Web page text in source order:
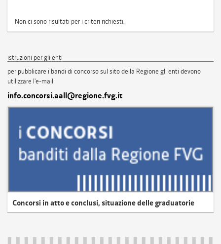
Non ci sono risultati per i criteri richiesti.
istruzioni per gli enti
per pubblicare i bandi di concorso sul sito della Regione gli enti devono
utilizzare l'e-mail
info.concorsi.aall@regione.fvg.it
Concorsi in atto e conclusi, situazione delle graduatorie